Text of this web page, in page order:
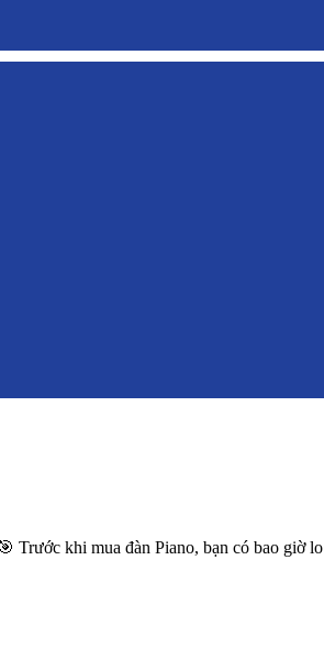
Trước khi mua đàn Piano, bạn có bao giờ lo